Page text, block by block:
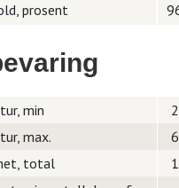
prosent
min
max.
total